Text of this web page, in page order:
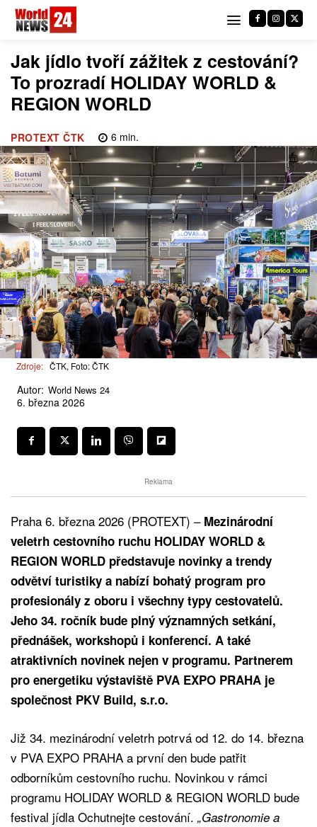
Jak jídlo tvoří zážitek z cestování?
To prozradí HOLIDAY WORLD &
REGION WORLD
PROTEXT ČTK 6min.
Zdroje: ČTK, Foto: ČTK
Autor: World News 24
6. března 2026
Reklama
Praha 6. března 2026 (PROTEXT) – Mezinárodní
veletrh cestovního ruchu HOLIDAY WORLD &
REGION WORLD představuje novinky a trendy
odvětví turistiky a nabízí bohatý program pro
profesionály z oboru i všechny typy cestovatelů.
Jeho 34. ročník bude plný významných setkání,
přednášek, workshopů i konferencí. A také
atraktivních novinek nejen v programu. Partnerem
pro energetiku výstaviště PVA EXPO PRAHA je
společnost PKV Build, s.r.o.
Již 34. mezinárodní veletrh potrvá od 12. do 14. března
v PVA EXPO PRAHA a první den bude patřit
odborníkům cestovního ruchu. Novinkou v rámci
programu HOLIDAY WORLD & REGION WORLD bude
festival jídla Ochutnejte cestování. „Gastronomie a